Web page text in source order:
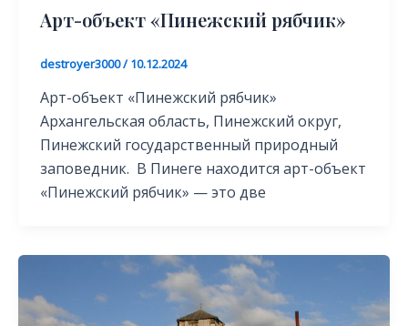
Арт-объект «Пинежский рябчик»
destroyer3000/10.12.2024
Арт-объект «Пинежский рябчик»
Архангельская область, Пинежский округ,
Пинежский государственный природный
заповедник. В Пинеге находится арт-объект
«Пинежский рябчик» — это две